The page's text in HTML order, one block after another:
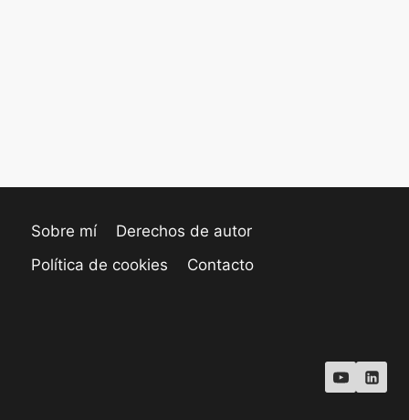
Sobre mí
Derechos de autor
Política de cookies
Contacto